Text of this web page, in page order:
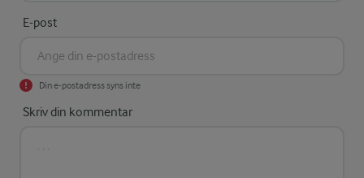
E-post
Din e-postadress syns inte
Skriv din kommentar